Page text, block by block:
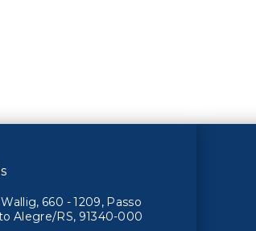
660 - 1209, Passo
Alegre/RS, 91340-000